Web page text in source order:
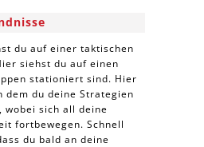
du auf einer taktischen
siehst du auf einen
stationiert sind. Hier
dem du deine Strategien
wobei sich all deine
fortbewegen. Schnell
du bald an deine